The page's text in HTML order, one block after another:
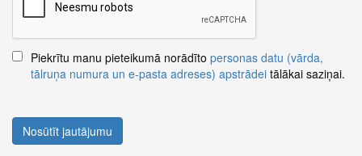
Piekrītu manu pieteikumā norādīto personas datu (vārda,
tālruņa numura un e-pasta adreses) apstrādei tālākai saziņai.
Nosūtīt jautājumu